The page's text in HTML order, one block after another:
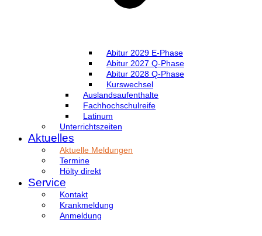
Abitur 2029 E-Phase
Abitur 2027 Q-Phase
Abitur 2028 Q-Phase
Kurswechsel
Auslandsaufenthalte
Fachhochschulreife
Latinum
Unterrichtszeiten
Aktuelles
Aktuelle Meldungen
Termine
Hölty direkt
Service
Kontakt
Krankmeldung
Anmeldung